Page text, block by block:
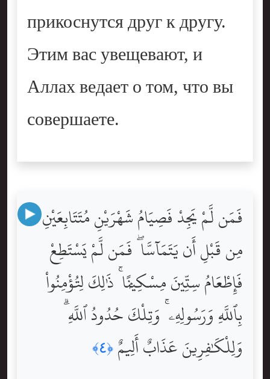
прикоснутся друг к другу.
Этим вас увещевают, и
Аллах ведает о том, что вы
совершаете.
فَمَن لَّمْ يَجِدْ فَصِيَامُ شَهْرَيْنِ مُتَتَابِعَيْنِ
مِن قَبْلِ أَن يَتَمَآسَّا ۖ فَمَن لَّمْ يَسْتَطِعْ
فَإِطْعَامُ سِتِّينَ مِسْكِينًۭا ۚ ذَٰلِكَ لِتُؤْمِنُواْ
بِٱللَّهِ وَرَسُولِهِۦ ۚ وَتِلْكَ حُدُودُ ٱللَّهِ ۗ
وَلِلْكَٰفِرِينَ عَذَابٌ أَلِيمٌ ﴿٤﴾